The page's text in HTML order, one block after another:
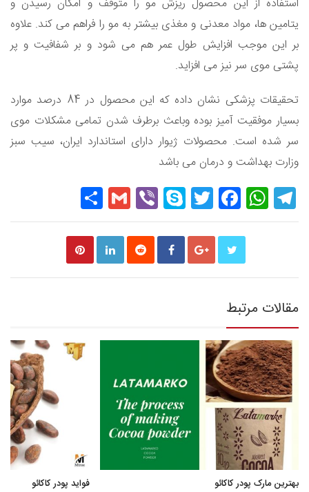
استفاده از این محصول ریزش مو را متوقف و امکان رسیدن و
یتامین ها، مواد معدنی و مغذی بیشتر به مو را فراهم می کند. علاوه
بر این موجب افزایش طول عمر هم می شود و بر شفافیت و پر
پشتی موی سر نیز می افزاید.
تحقیقات پزشکی نشان داده که این محصول در 84 درصد موارد
بسیار موفقیت آمیز بوده وباعث برطرف شدن تمامی مشکلات موی
سر شده است. محصولات ژیوار دارای استاندارد ایران، سیب سبز
وزارت بهداشت و درمان می باشد
Telegram
WhatsApp
Facebook
Twitter
Skype
Viber
Gmail
مقالات مرتبط
بهترین مارک پودر کاکائو فواید پودر کاکائو